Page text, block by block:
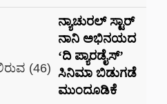
ನ್ಯಾಚುರಲ್ ಸ್ಟಾರ್
ನಾನಿ ಅಭಿನಯದ
‘ದಿ ಪ್ಯಾರಡೈಸ್’
ಸಿನಿಮಾ ಬಿಡುಗಡೆ
ಮುಂದೂಡಿಕೆ